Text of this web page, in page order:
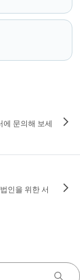
에 문의해 보세
인을 위한 서